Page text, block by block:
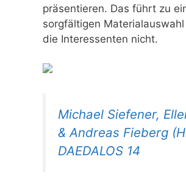
präsentieren. Das führt zu
sorgfältigen
die Interessenten nicht.
Michael Siefener,
& Andreas Fieberg
DAEDALOS 14